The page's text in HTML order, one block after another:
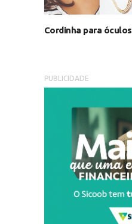
Cordinha para
PUBLICIDADE